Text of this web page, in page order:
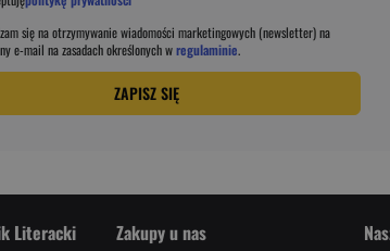
się na otrzymywanie wiadomości marketingowych (newsletter) na
e-mail na zasadach określonych wregulaminie.
ZAPISZ SIĘ
Literacki Zakupy u nas